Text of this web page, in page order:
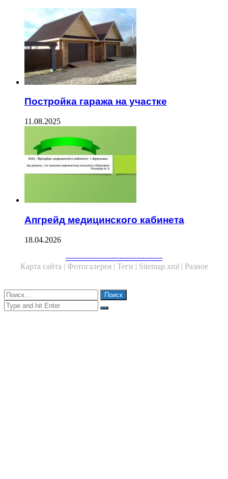
Постройка гаража на участке
11.08.2025
Апгрейд медицинского кабинета
18.04.2026
--------------------------------------
Карта сайта | Фотогалерея | Теги | Sitemap.xml | Разное
Close
Найти:
Close
Search